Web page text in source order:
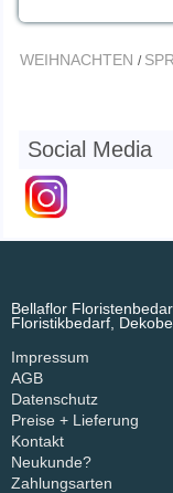
WEIHNACHTEN /
Social Media
Bellaflor
Floristikbedarf,
Impressum
AGB
Datenschutz
Preise + Lieferung
Kontakt
Neukunde?
Zahlungsarten